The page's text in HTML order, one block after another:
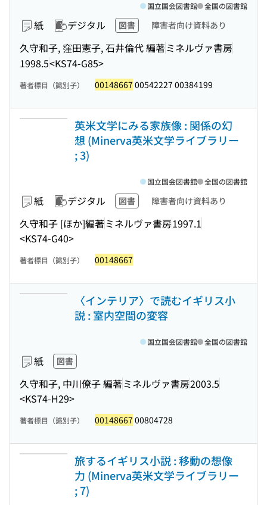
紙 デジタル 図書 障害者向け資料あり
久守和子, 窪田憲子, 石井倫代 編著ミネルヴァ書房
1998.5<KS74-G85>
国立国会図書館 全国の図書館
著者標目（識別子） 00148667 00542227 00384199
英米文学にみる家族像 : 関係の幻
想 (Minerva英米文学ライブラリー
; 3)
紙 デジタル 図書 障害者向け資料あり
久守和子 [ほか]編著ミネルヴァ書房1997.1
<KS74-G40>
国立国会図書館 全国の図書館
著者標目（識別子） 00148667
〈インテリア〉で読むイギリス小
説 : 室内空間の変容
紙 図書
久守和子, 中川僚子 編著ミネルヴァ書房2003.5
<KS74-H29>
国立国会図書館 全国の図書館
著者標目（識別子） 00148667 00804728
旅するイギリス小説 : 移動の想像
力 (Minerva英米文学ライブラリー
; 7)